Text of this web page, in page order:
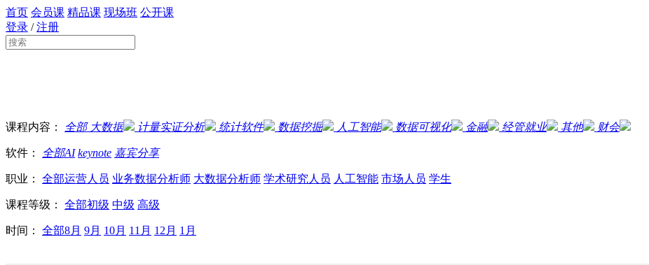
首页 会员课 精品课 现场班 公开课
登录 /注册
课程内容： 全部大数据 计量实证分析 统计软件 数据挖掘 人工智能 数据可视化 金融 经管就业 其他 财会
软件： 全部AI keynote 嘉宾分享
职业： 全部运营人员 业务数据分析师 大数据分析师 学术研究人员 人工智能 市场人员 学生
课程等级： 全部初级 中级 高级
时间： 全部8月 9月 10月 11月 12月 1月